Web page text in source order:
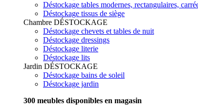
Déstockage tables modernes, rectangulaires,
Déstockage tissus de siège
Chambre DÉSTOCKAGE
Déstockage chevets et tables de nuit
Déstockage dressings
Déstockage literie
Déstockage lits
Jardin DÉSTOCKAGE
Déstockage bains de soleil
Déstockage jardin
300 meubles disponibles en magasin